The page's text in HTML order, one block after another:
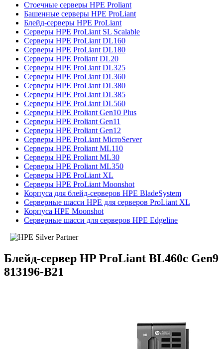
Стоечные серверы HPE Proliant
Башенные серверы HPE ProLiant
Блейд-серверы HPE ProLiant
Серверы HPE ProLiant SL Scalable
Серверы HPE ProLiant DL160
Серверы HPE ProLiant DL180
Серверы HPE Proliant DL20
Серверы HPE ProLiant DL325
Серверы HPE ProLiant DL360
Серверы HPE ProLiant DL380
Серверы HPE ProLiant DL385
Серверы HPE ProLiant DL560
Серверы HPE Proliant Gen10 Plus
Серверы HPE Proliant Gen11
Серверы HPE Proliant Gen12
Серверы HPE ProLiant MicroServer
Серверы HPE Proliant ML110
Серверы HPE Proliant ML30
Серверы HPE Proliant ML350
Серверы HPE ProLiant XL
Серверы HPE ProLiant Moonshot
Корпуса для блейд-серверов HPE BladeSystem
Серверные шасси HPE для серверов ProLiant XL
Корпуса HPE Moonshot
Серверные шасси для серверов HPE Edgeline
Блейд-сервер HP ProLiant BL460c Gen9
813196-B21